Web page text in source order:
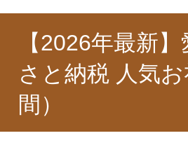
【2026年最新
さと納税 人気
間）